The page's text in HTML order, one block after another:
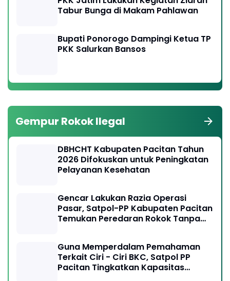
Tabur Bunga di Makam Pahlawan
Bupati Ponorogo Dampingi Ketua TP
PKK Salurkan Bansos
Gempur Rokok Ilegal
DBHCHT Kabupaten Pacitan Tahun
2026 Difokuskan untuk Peningkatan
Pelayanan Kesehatan
Gencar Lakukan Razia Operasi
Pasar, Satpol-PP Kabupaten Pacitan
Temukan Peredaran Rokok Tanpa
Guna Memperdalam Pemahaman
Terkait Ciri - Ciri BKC, Satpol PP
Pacitan Tingkatkan Kapasitas